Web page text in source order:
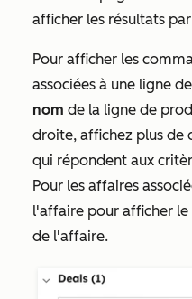
afficher les résultats
Pour afficher les
associées à une ligne
nom de la ligne de
droite, affichez plus de
qui répondent aux
Pour les affaires
l'affaire pour afficher
de l'affaire.